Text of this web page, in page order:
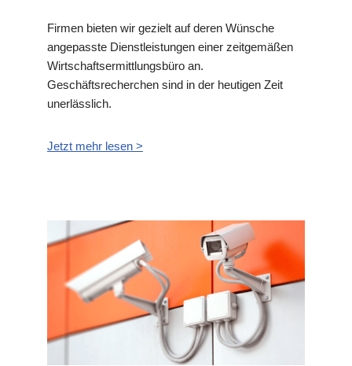
Firmen bieten wir gezielt auf deren Wünsche
angepasste Dienstleistungen einer zeitgemäßen
Wirtschaftsermittlungsbüro an.
Geschäftsrecherchen sind in der heutigen Zeit
unerlässlich.
Jetzt mehr lesen >